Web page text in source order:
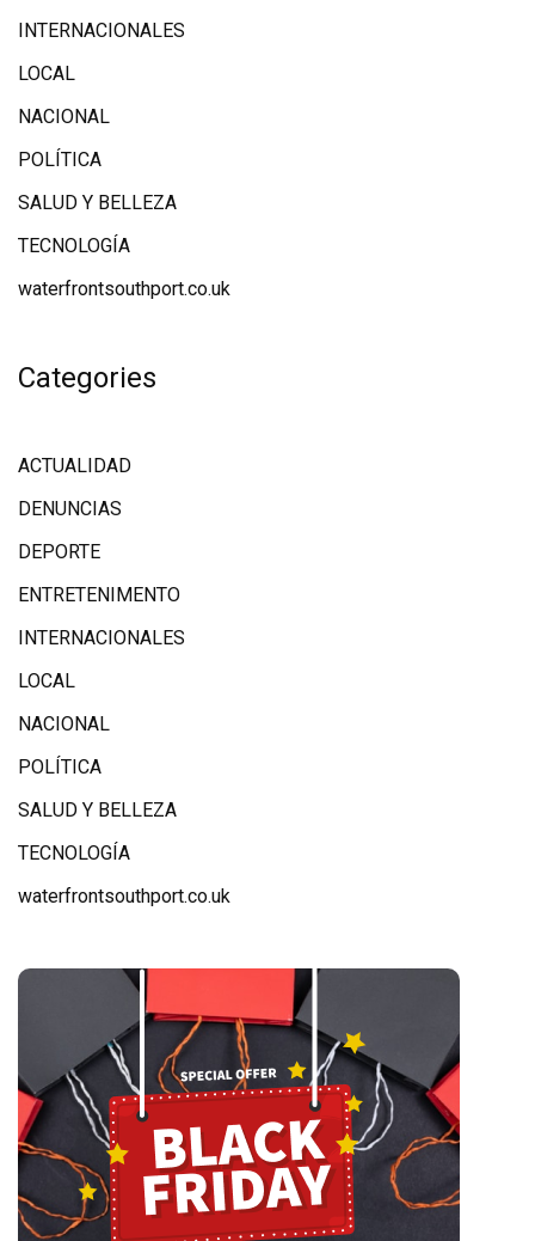
INTERNACIONALES
LOCAL
NACIONAL
POLÍTICA
SALUD Y BELLEZA
TECNOLOGÍA
waterfrontsouthport.co.uk
Categories
ACTUALIDAD
DENUNCIAS
DEPORTE
ENTRETENIMENTO
INTERNACIONALES
LOCAL
NACIONAL
POLÍTICA
SALUD Y BELLEZA
TECNOLOGÍA
waterfrontsouthport.co.uk